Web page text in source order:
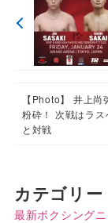
【Photo】 井上
粉砕！ 次戦はラ
と対戦
カテゴリー
最新ボクシング